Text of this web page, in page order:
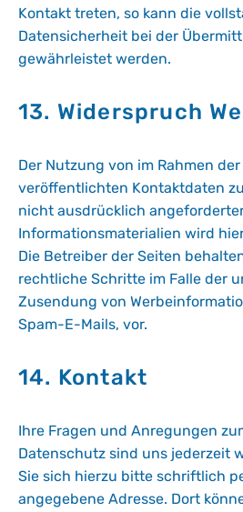
Kontakt treten, so kann die
Datensicherheit bei der
gewährleistet werden.
13. Widerspruch
Der Nutzung von im Rahmen
veröffentlichten Kontaktdaten
nicht ausdrücklich
Informationsmaterialien wird
Die Betreiber der Seiten
rechtliche Schritte im Falle der
Zusendung von
Spam-E-Mails, vor.
14. Kontakt
Ihre Fragen und Anregungen
Datenschutz sind uns jederzeit
Sie sich hierzu bitte schriftlich
angegebene Adresse. Dort